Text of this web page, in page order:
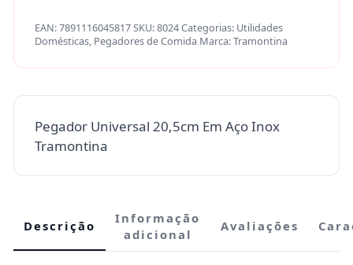
EAN:7891116045817SKU:8024Categorias: Utilidades
Domésticas, Pegadores de Comida Marca:Tramontina
Pegador Universal 20,5cm Em Aço Inox
Tramontina
Descrição
Informação
adicional
Avaliações